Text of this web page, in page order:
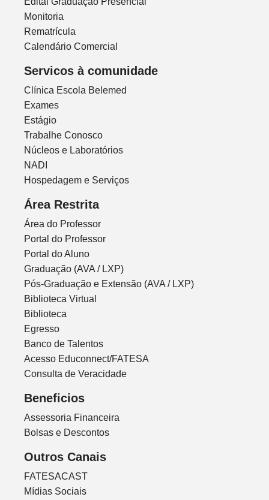
Monitoria
Rematrícula
Calendário Comercial
Servicos à comunidade
Clínica Escola Belemed
Exames
Estágio
Trabalhe Conosco
Núcleos e Laboratórios
NADI
Hospedagem e Serviços
Área Restrita
Área do Professor
Portal do Professor
Portal do Aluno
Graduação (AVA / LXP)
Pós-Graduação e Extensão (AVA / LXP)
Biblioteca Virtual
Biblioteca
Egresso
Banco de Talentos
Acesso Educonnect/FATESA
Consulta de Veracidade
Beneficios
Assessoria Financeira
Bolsas e Descontos
Outros Canais
FATESACAST
Mídias Sociais